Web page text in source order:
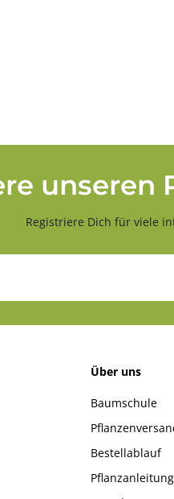
unseren
Registriere Dich für viele
Über uns
Baumschule
Bestellablauf
Pflanzanleitung